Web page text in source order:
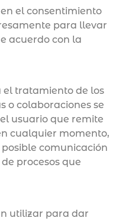
el consentimiento
para llevar
acuerdo con la
tratamiento de los
o colaboraciones se
usuario que remite
cualquier momento,
comunicación
procesos que
utilizar para dar